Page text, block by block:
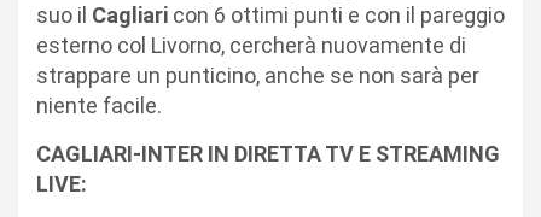
suo il Cagliari con 6 ottimi punti e con il pareggio
esterno col Livorno, cercherà nuovamente di
strappare un punticino, anche se non sarà per
niente facile.
CAGLIARI-INTER IN DIRETTA TV E STREAMING
LIVE: